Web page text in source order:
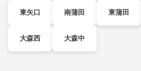
東矢口 南蒲田 東蒲田
大森西 大森中